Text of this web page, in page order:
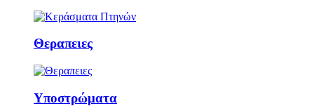
Θεραπειες
Υποστρώματα